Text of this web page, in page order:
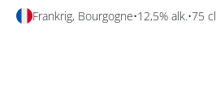
Frankrig, Bourgogne 12,5% alk. 75 cl